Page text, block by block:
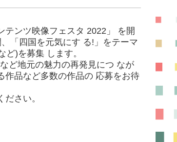
ンツ映像フェスタ 2022」 を開
「四国を元気にす る!」をテーマ
)を募集 します。
ど地元の魅力の再発見につ なが
作品など多数の作品の 応募をお待
さい。